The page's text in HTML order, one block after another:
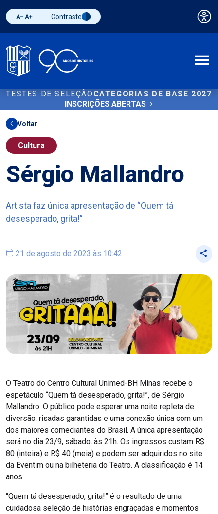
Diminuir fonte
Aumentar fonteAlternar contraste
Contraste
TESTES DE SELEÇÃO CATEGORIAS DE BASE 2027
INSCRIÇÕES ABERTAS
Voltar
Cultura
Sérgio Mallandro
Artista faz única apresentação de “Quem tá
desesperado, grita!”
21 de agosto de 2023 às 10:42
O Teatro do Centro Cultural Unimed-BH Minas recebe o
espetáculo “Quem tá desesperado, grita!”, de Sérgio
Mallandro. O público pode esperar uma noite repleta de
diversão, risadas garantidas e uma conexão única com um
dos maiores comediantes do Brasil. A única apresentação
será no dia 23/9, sábado, às 21h. Os ingressos custam R$
80 (inteira) e R$ 40 (meia) e podem ser adquiridos no site
da Eventim ou na bilheteria do Teatro. A classificação é 14
anos.
“Quem tá desesperado, grita!” é o resultado de uma
cuidadosa seleção de histórias engraçadas e momentos